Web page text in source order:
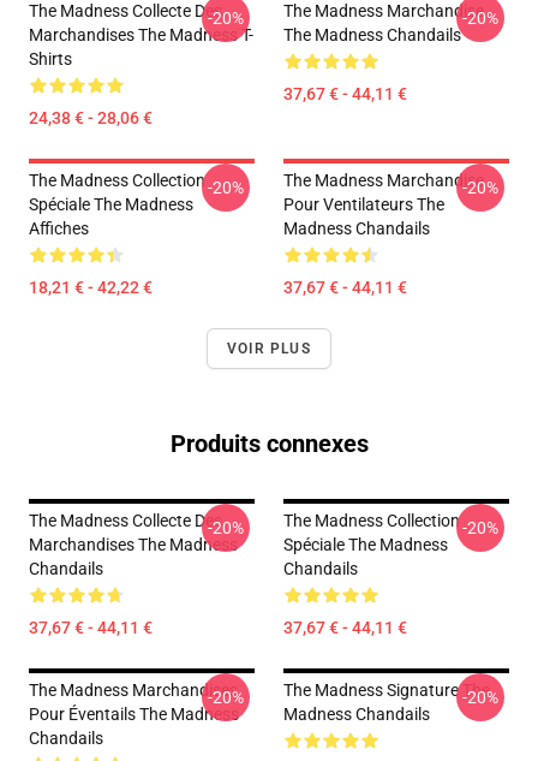
The Madness Collecte Des
Marchandises The Madness T-
Shirts
24,38 € - 28,06 €
-20%
The Madness Marchandise
The Madness Chandails
37,67 € - 44,11 €
-20%
The Madness Collection
Spéciale The Madness
Affiches
18,21 € - 42,22 €
-20%
The Madness Marchandise
Pour Ventilateurs The
Madness Chandails
37,67 € - 44,11 €
-20%
VOIR PLUS
Produits connexes
The Madness Collecte Des
Marchandises The Madness
Chandails
37,67 € - 44,11 €
-20%
The Madness Collection
Spéciale The Madness
Chandails
37,67 € - 44,11 €
-20%
The Madness Marchandises
Pour Éventails The Madness
Chandails
-20%
The Madness Signature The
Madness Chandails
-20%